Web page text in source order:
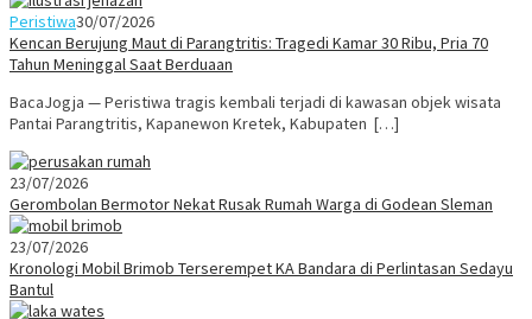
Peristiwa30/07/2026
Kencan Berujung Maut di Parangtritis: Tragedi Kamar 30 Ribu, Pria 70
Tahun Meninggal Saat Berduaan
BacaJogja — Peristiwa tragis kembali terjadi di kawasan objek wisata
Pantai Parangtritis, Kapanewon Kretek, Kabupaten […]
23/07/2026
Gerombolan Bermotor Nekat Rusak Rumah Warga di Godean Sleman
23/07/2026
Kronologi Mobil Brimob Terserempet KA Bandara di Perlintasan Sedayu
Bantul